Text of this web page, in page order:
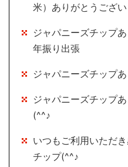
米）ありがとうござ
ジャパニーズチップ
年振り出張
ジャパニーズチップ
ジャパニーズチップ
(^^♪
いつもご利用いただ
チップ(^^♪